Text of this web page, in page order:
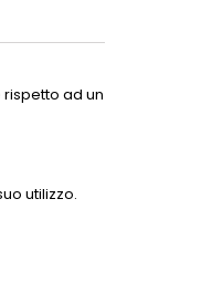
rispetto ad un
utilizzo.